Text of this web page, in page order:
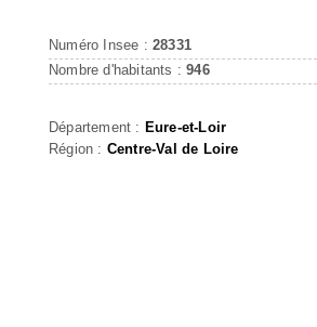
Numéro Insee : 28331
Nombre d'habitants :946
Département : Eure-et-Loir
Région : Centre-Val de Loire